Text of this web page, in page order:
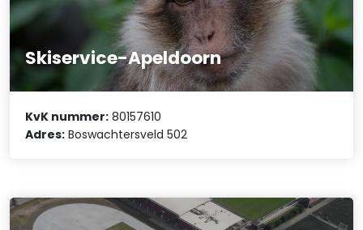
Skiservice-Apeldoorn
KvK nummer: 80157610
Adres: Boswachtersveld 502